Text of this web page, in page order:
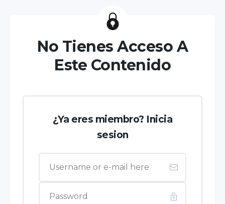
No Tienes Acceso A
Este Contenido
¿Ya eres miembro? Inicia
sesion